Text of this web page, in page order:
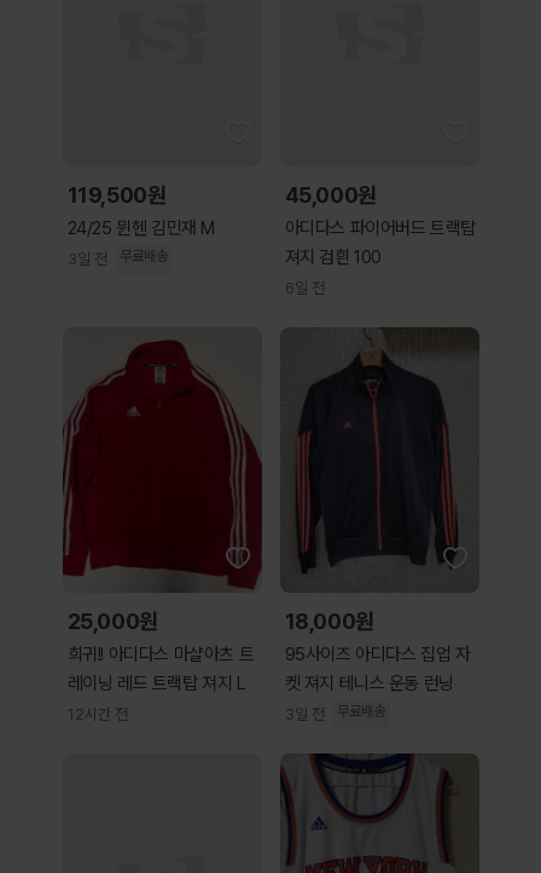
119,500원
24/25 뮌헨 김민재 M
3일 전 무료배송
45,000원
아디다스 파이어버드 트랙탑
져지 검흰 100
6일 전
25,000원
희귀!! 아디다스 마샬아츠 트
레이닝 레드 트랙탑 져지 L
12시간 전
18,000원
95사이즈 아디다스 집업 자
켓 져지 테니스 운동 런닝
3일 전 무료배송